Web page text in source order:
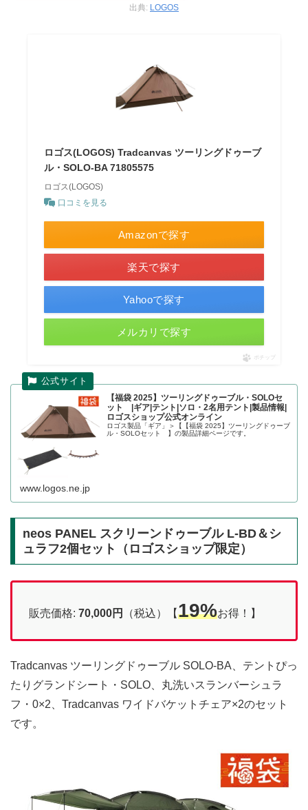
出典: LOGOS
ロゴス(LOGOS) Tradcanvas ツーリングドゥーブ
ル・SOLO-BA 71805575
ロゴス(LOGOS)
口コミを見る
Amazonで探す
楽天で探す
Yahooで探す
メルカリで探す
ポチップ
【福袋 2025】ツーリングドゥーブル・SOLOセ
ット |ギア|テント|ソロ・2名用テント|製品情報|
ロゴスショップ公式オンライン
ロゴス製品「ギア」＞【【福袋 2025】ツーリングドゥーブ
ル・SOLOセット 】の製品詳細ページです。
www.logos.ne.jp
neos PANEL スクリーンドゥーブル L-BD＆シ
ュラフ2個セット（ロゴスショップ限定）
販売価格: 70,000円 （税込）【19%お得！】
Tradcanvas ツーリングドゥーブル SOLO-BA、テントぴっ
たりグランドシート・SOLO、丸洗いスランバーシュラ
フ・0×2、Tradcanvas ワイドバケットチェア×2のセット
です。